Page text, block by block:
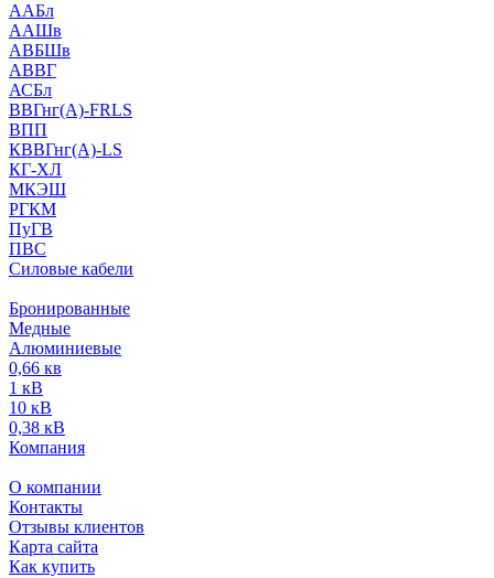
ААБл
ААШв
АВБШв
АВВГ
АСБл
ВВГнг(А)-FRLS
ВПП
КВВГнг(А)-LS
КГ-ХЛ
МКЭШ
РГКМ
ПуГВ
ПВС
Силовые кабели
Бронированные
Медные
Алюминиевые
0,66 кв
1 кВ
10 кВ
0,38 кВ
Компания
О компании
Контакты
Отзывы клиентов
Карта сайта
Как купить